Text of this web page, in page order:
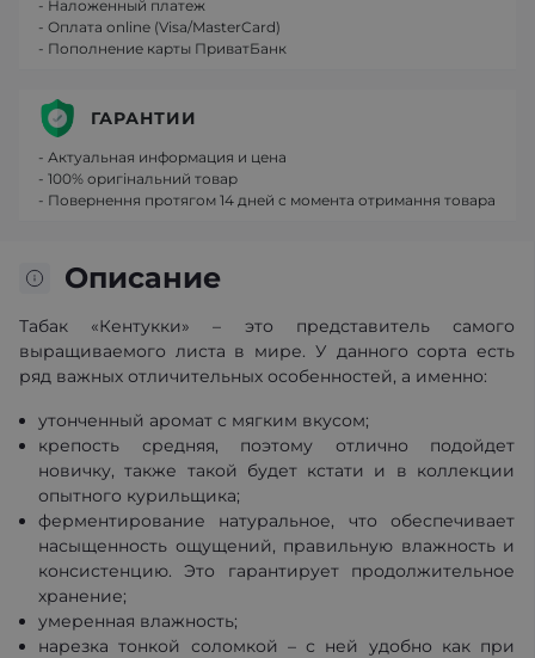
Описание
Табак «Кентукки» – это представитель самого
выращиваемого листа в мире. У данного сорта есть
ряд важных отличительных особенностей, а именно:
утонченный аромат с мягким вкусом;
крепость средняя, поэтому отлично подойдет
новичку, также такой будет кстати и в коллекции
опытного курильщика;
ферментирование натуральное, что обеспечивает
насыщенность ощущений, правильную влажность и
консистенцию. Это гарантирует продолжительное
хранение;
умеренная влажность;
нарезка тонкой соломкой – с ней удобно как при
- Наложенный платеж
- Оплата online (Visa/MasterCard)
- Пополнение карты ПриватБанк
ГАРАНТИИ
- Актуальная информация и цена
- 100% оригінальний товар
- Повернення протягом 14 дней с момента отримання товара